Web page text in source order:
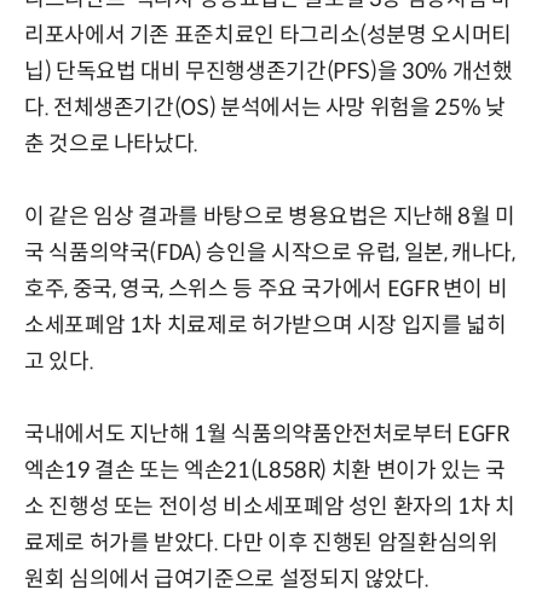
리포사에서 기존 표준치료인 타그리소(성분명 오시머티
닙) 단독요법 대비 무진행생존기간(PFS)을 30% 개선했
다. 전체생존기간(OS) 분석에서는 사망 위험을 25% 낮
춘 것으로 나타났다.
이 같은 임상 결과를 바탕으로 병용요법은 지난해 8월 미
국 식품의약국(FDA) 승인을 시작으로 유럽, 일본, 캐나다,
호주, 중국, 영국, 스위스 등 주요 국가에서 EGFR 변이 비
소세포폐암 1차 치료제로 허가받으며 시장 입지를 넓히
고 있다.
국내에서도 지난해 1월 식품의약품안전처로부터 EGFR
엑손19 결손 또는 엑손21(L858R) 치환 변이가 있는 국
소 진행성 또는 전이성 비소세포폐암 성인 환자의 1차 치
료제로 허가를 받았다. 다만 이후 진행된 암질환심의위
원회 심의에서 급여기준으로 설정되지 않았다.